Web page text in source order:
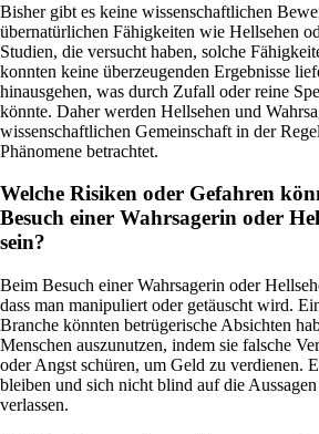
Bisher gibt es keine wissenschaftlichen
übernatürlichen Fähigkeiten wie Hellsehen
Studien, die versucht haben, solche
konnten keine überzeugenden Ergebnisse
hinausgehen, was durch Zufall oder reine
könnte. Daher werden Hellsehen und
wissenschaftlichen Gemeinschaft in der
Phänomene betrachtet.
Welche Risiken oder Gefahren
Besuch einer Wahrsagerin oder
sein?
Beim Besuch einer Wahrsagerin oder
dass man manipuliert oder getäuscht wird.
Branche könnten betrügerische Absichten
Menschen auszunutzen, indem sie falsche
oder Angst schüren, um Geld zu verdienen.
bleiben und sich nicht blind auf die
verlassen.